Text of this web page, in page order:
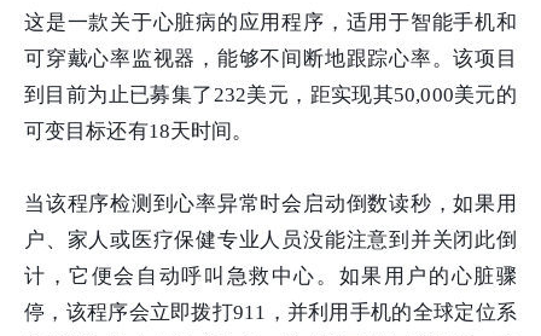
这是一款关于心脏病的应用程序，适用于智能手机和
可穿戴心率监视器，能够不间断地跟踪心率。该项目
到目前为止已募集了232美元，距实现其50,000美元的
可变目标还有18天时间。
当该程序检测到心率异常时会启动倒数读秒，如果用
户、家人或医疗保健专业人员没能注意到并关闭此倒
计，它便会自动呼叫急救中心。如果用户的心脏骤
停，该程序会立即拨打911，并利用手机的全球定位系